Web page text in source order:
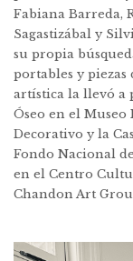
Fabiana Barreda,
Sagastizábal y
su propia
portables y piezas
artística la llevó a
Óseo en el Museo
Decorativo y la
Fondo Nacional
en el Centro
Chandon Art